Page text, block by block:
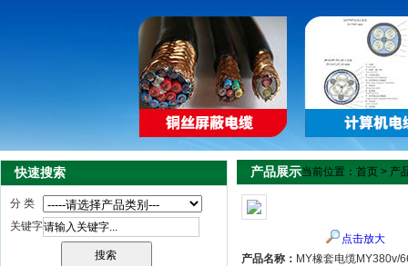
天津市电缆总厂橡塑电缆厂（天缆小猫集团）
快速搜索
分 类
关键字
产品展示当前位置： 首页 > 产
点击放大
产品名称： MY橡套电缆MY380v/